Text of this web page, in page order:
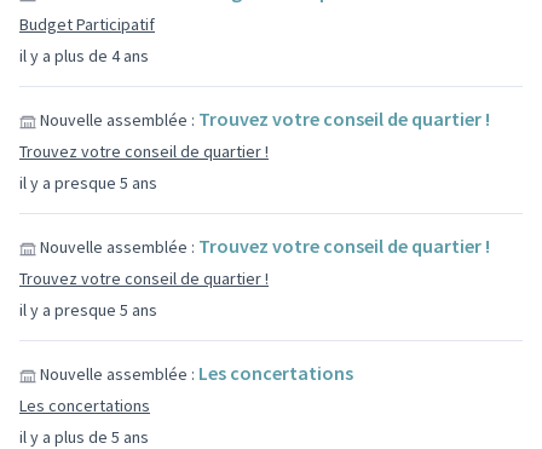
il y a plus de 4 ans
Budget Participatif
il y a presque 5 ans
Nouvelle assemblée : Trouvez votre conseil de quartier !
Trouvez votre conseil de quartier !
il y a presque 5 ans
Nouvelle assemblée : Trouvez votre conseil de quartier !
Trouvez votre conseil de quartier !
il y a plus de 5 ans
Nouvelle assemblée : Les concertations
Les concertations